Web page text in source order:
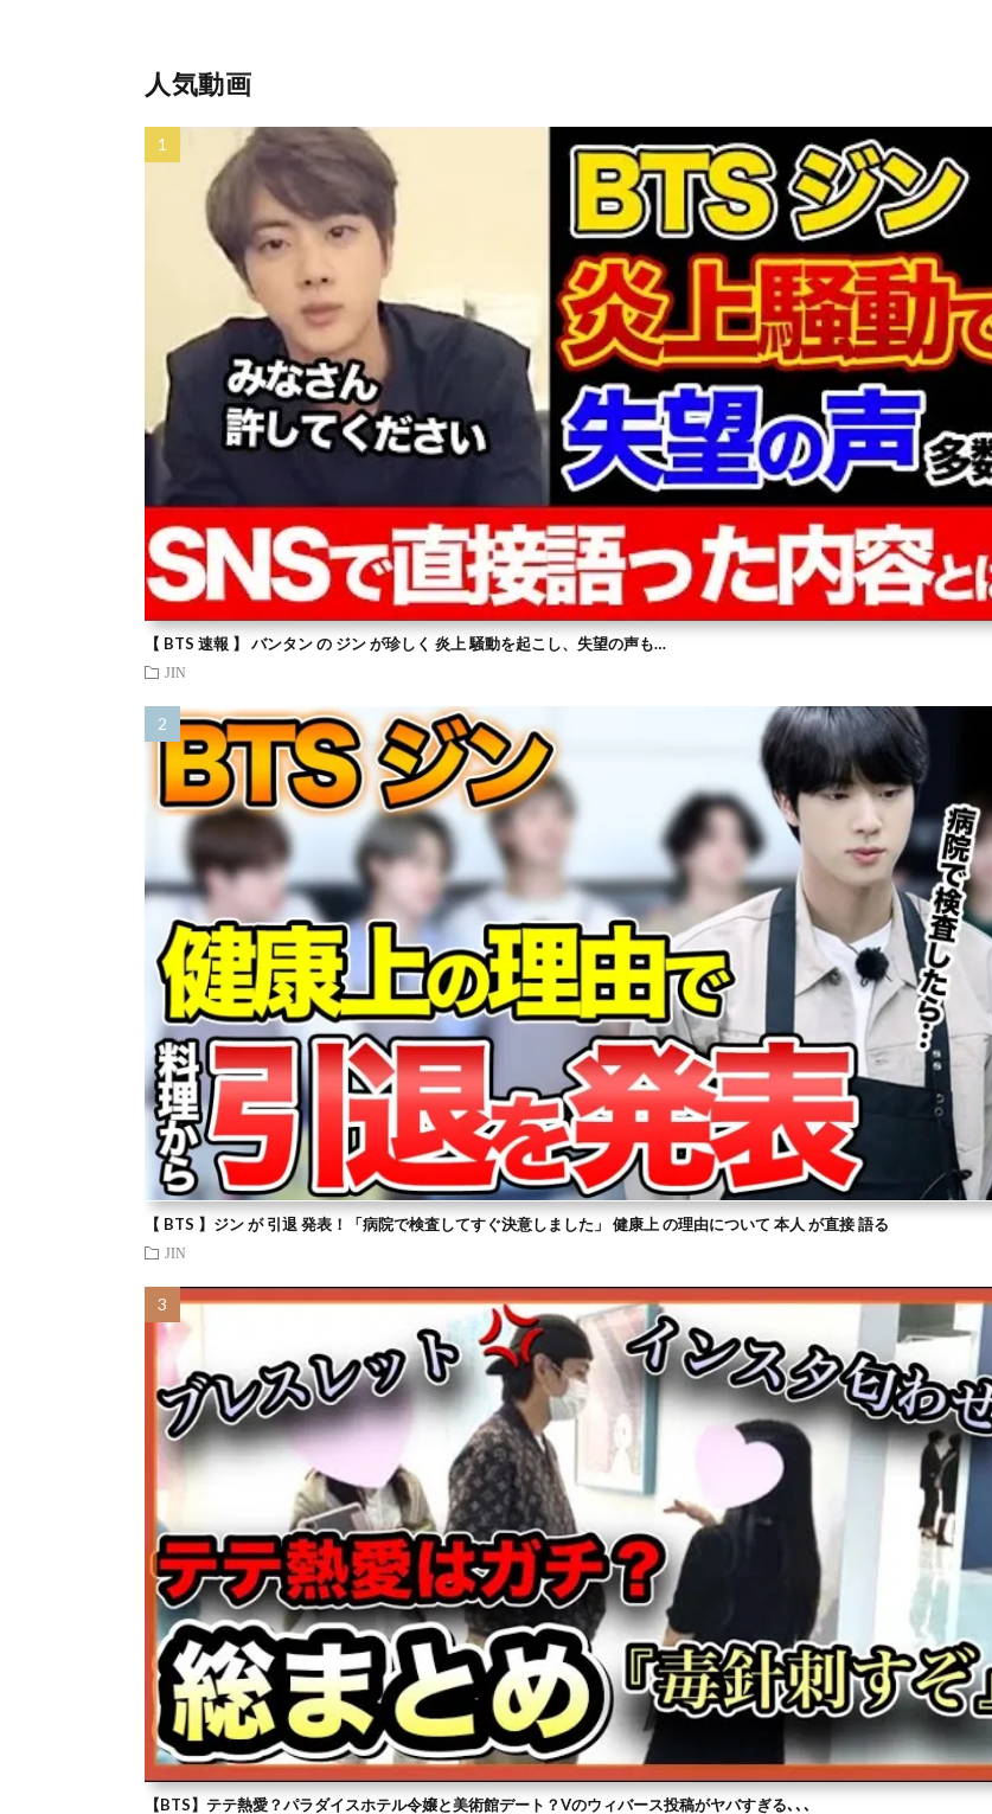
人気動画
【 BTS 速報 】 バンタン の ジン が珍しく 炎上 騒動を起こし、失望の声も…
JIN
【 BTS 】ジン が 引退 発表！「病院で検査してすぐ決意しました」 健康上 の理由について 本人 が直接 語る
JIN
【BTS】テテ熱愛？パラダイスホテル令嬢と美術館デート？Vのウィバース投稿がヤバすぎる､､､